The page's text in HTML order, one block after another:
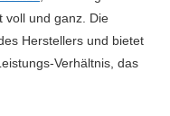
Intensiv, Aufhellen,
voll und ganz. Die
Herstellers und bietet
Verhältnis, das